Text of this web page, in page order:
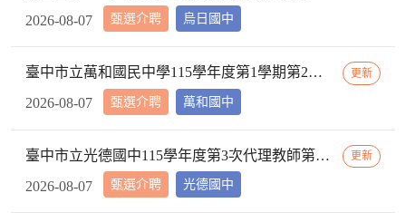
甄選介聘 烏日國中
2026-08-07
甄選介聘
臺中市立萬和國民中學115學年度第1學期第2次代理(課)教師甄選第4次招考結果暨接續第5次招考公告 更新
萬和國中
2026-08-07
甄選介聘
臺中市立光德國中115學年度第3次代理教師第5招甄選無人報名，辦理續招(6招)招考公告。 更新
光德國中
2026-08-07